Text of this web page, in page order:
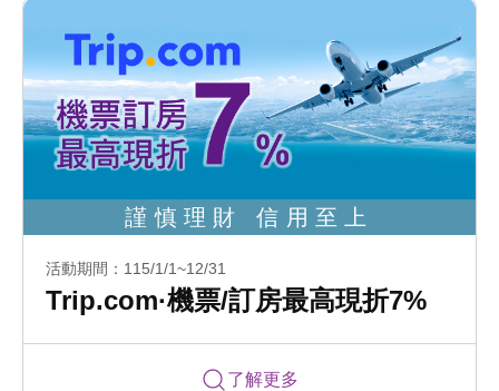
活動期間：115/1/1~12/31
Trip.com·機票/訂房最高現折7%
了解更多